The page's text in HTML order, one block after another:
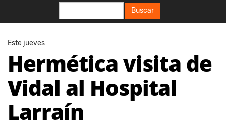
Buscar
Este jueves
Hermética visita de
Vidal al Hospital
Larraín